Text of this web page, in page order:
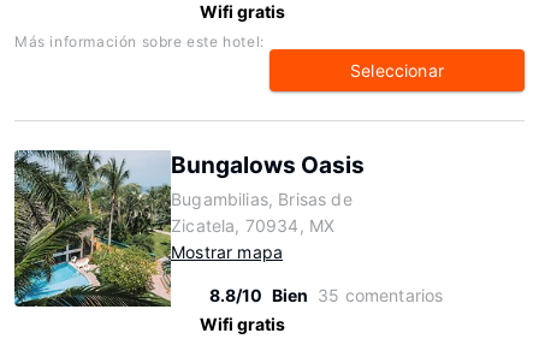
Wifi gratis
Más información sobre este hotel:
Seleccionar
Bungalows Oasis
Bugambilias, Brisas de
Zicatela, 70934, MX
Mostrar mapa
8.8/10 Bien 35 comentarios
Wifi gratis